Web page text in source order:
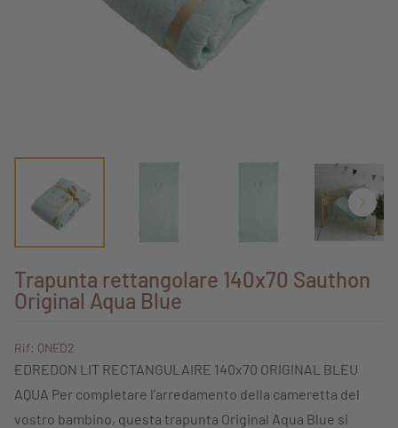
Trapunta rettangolare 140x70 Sauthon
Original Aqua Blue
Rif: QNED2
EDREDON LIT RECTANGULAIRE 140x70 ORIGINAL BLEU
AQUA Per completare l'arredamento della cameretta del
vostro bambino, questa trapunta Original Aqua Blue si